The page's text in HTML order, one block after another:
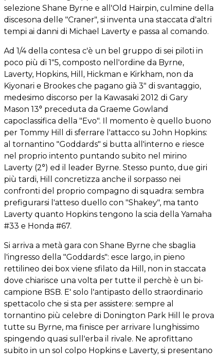
selezione Shane Byrne e all'Old Hairpin, culmine della
discesona delle "Craner", si inventa una staccata d'altri
tempi ai danni di Michael Laverty e passa al comando.
Ad 1/4 della contesa c'è un bel gruppo di sei piloti in
poco più di 1"5, composto nell'ordine da Byrne,
Laverty, Hopkins, Hill, Hickman e Kirkham, non da
Kiyonari e Brookes che pagano già 3" di svantaggio,
medesimo discorso per la Kawasaki 2012 di Gary
Mason 13° preceduta da Graeme Gowland
capoclassifica della "Evo". Il momento è quello buono
per Tommy Hill di sferrare l'attacco su John Hopkins:
al tornantino "Goddards" si butta all'interno e riesce
nel proprio intento puntando subito nel mirino
Laverty (2°) ed il leader Byrne. Stesso punto, due giri
più tardi, Hill concretizza anche il sorpasso nei
confronti del proprio compagno di squadra: sembra
prefigurarsi l'atteso duello con "Shakey", ma tanto
Laverty quanto Hopkins tengono la scia della Yamaha
#33 e Honda #67.
Si arriva a metà gara con Shane Byrne che sbaglia
l'ingresso della "Goddards": esce largo, in pieno
rettilineo dei box viene sfilato da Hill, non in staccata
dove chiarisce una volta per tutte il perchè è un bi-
campione BSB. E' solo l'antipasto dello straordinario
spettacolo che si sta per assistere: sempre al
tornantino più celebre di Donington Park Hill le prova
tutte su Byrne, ma finisce per arrivare lunghissimo
spingendo quasi sull'erba il rivale. Ne aprofittano
subito in un sol colpo Hopkins e Laverty, si presentano